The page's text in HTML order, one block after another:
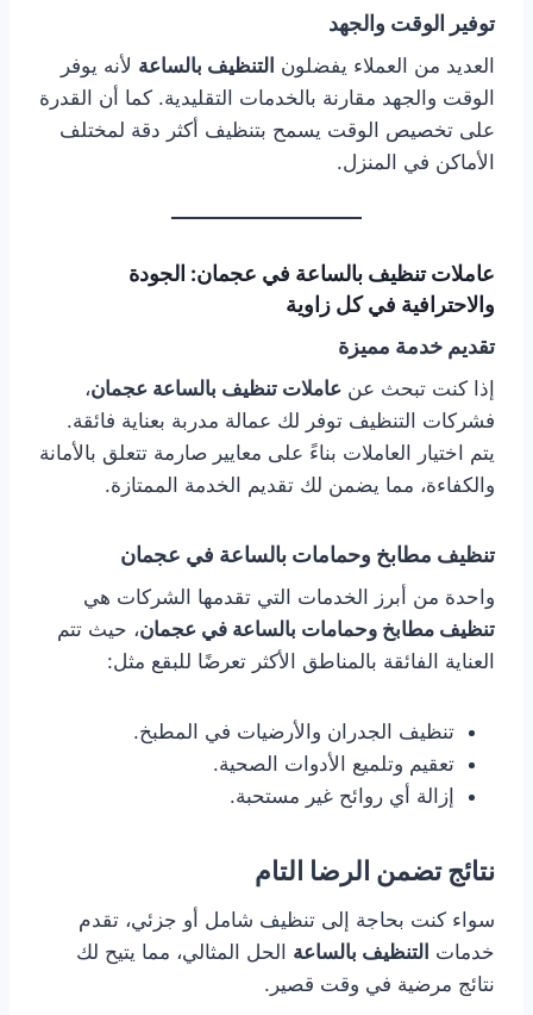
توفير الوقت والجهد
العديد من العملاء يفضلون التنظيف بالساعة لأنه يوفر
الوقت والجهد مقارنة بالخدمات التقليدية. كما أن القدرة
على تخصيص الوقت يسمح بتنظيف أكثر دقة لمختلف
الأماكن في المنزل.
عاملات تنظيف بالساعة في عجمان: الجودة
والاحترافية في كل زاوية
تقديم خدمة مميزة
إذا كنت تبحث عن عاملات تنظيف بالساعة عجمان،
فشركات التنظيف توفر لك عمالة مدربة بعناية فائقة.
يتم اختيار العاملات بناءً على معايير صارمة تتعلق بالأمانة
والكفاءة، مما يضمن لك تقديم الخدمة الممتازة.
تنظيف مطابخ وحمامات بالساعة في عجمان
واحدة من أبرز الخدمات التي تقدمها الشركات هي
تنظيف مطابخ وحمامات بالساعة في عجمان، حيث تتم
العناية الفائقة بالمناطق الأكثر تعرضًا للبقع مثل:
تنظيف الجدران والأرضيات في المطبخ.
تعقيم وتلميع الأدوات الصحية.
إزالة أي روائح غير مستحبة.
نتائج تضمن الرضا التام
سواء كنت بحاجة إلى تنظيف شامل أو جزئي، تقدم
خدمات التنظيف بالساعة الحل المثالي، مما يتيح لك
نتائج مرضية في وقت قصير.